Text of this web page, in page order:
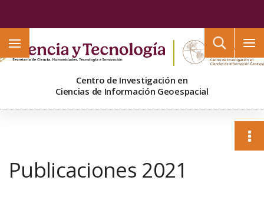
Centro de Investigación en
Ciencias de Información Geoespacial
Publicaciones 2021